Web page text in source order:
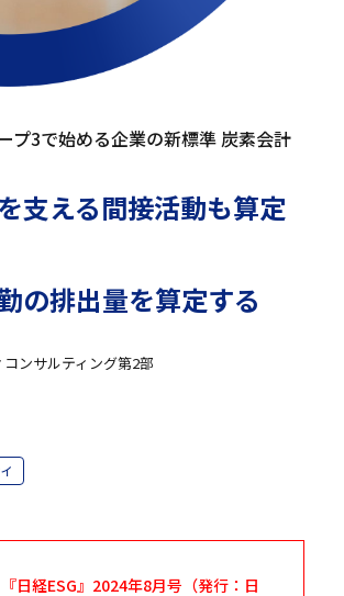
プ3で始める企業の新標準 炭素会計
支える間接活動も算定
の排出量を算定する
ンサルティング第2部
日経ESG』2024年8月号（発行：日